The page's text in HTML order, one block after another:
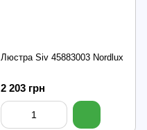
Люстра Siv 45883003 Nordlux
2 203 грн